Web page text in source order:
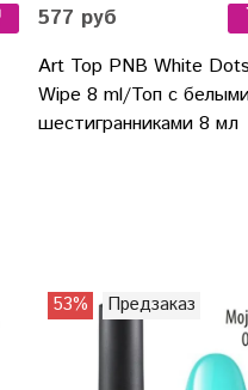
577 руб
Art Top PNB White
Wipe 8 ml/Топ с
шестигранниками 8 мл
53% Предзаказ